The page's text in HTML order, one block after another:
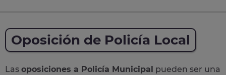
Oposición de Policía Local
Las oposiciones a Policía Municipal pueden ser una